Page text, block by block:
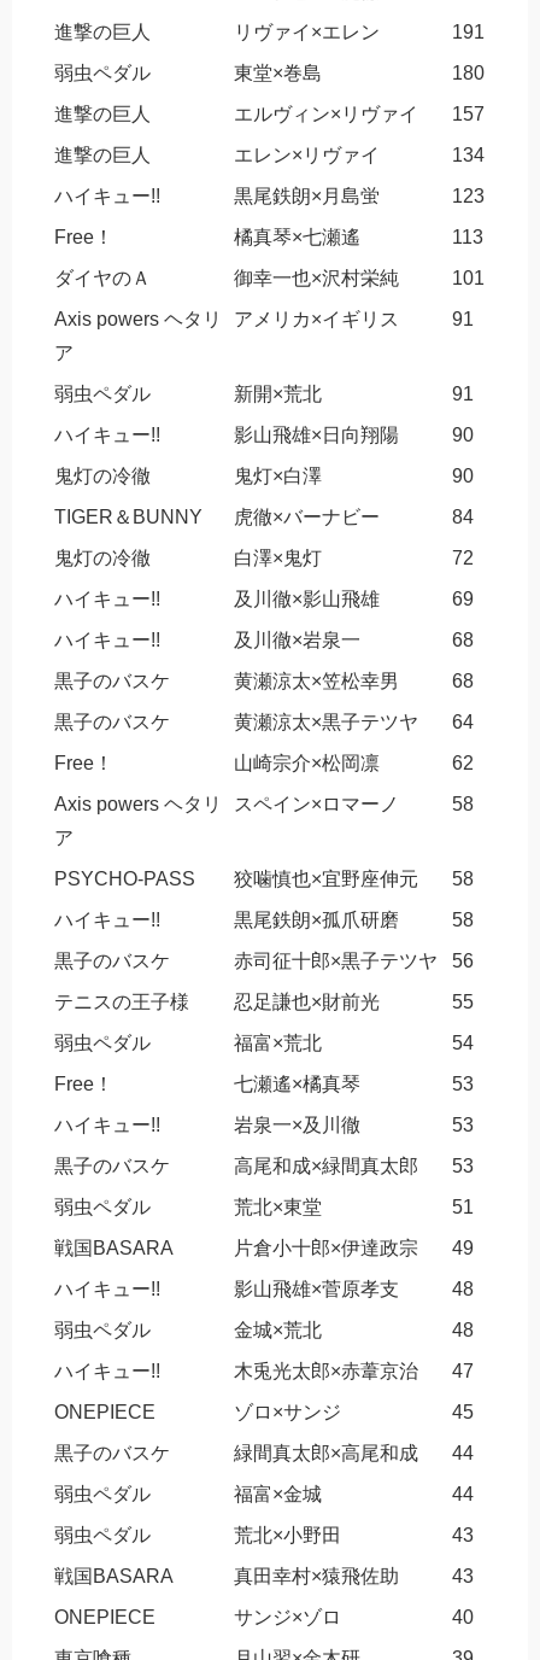
進撃の巨人
リヴァイ×エレン
191
弱虫ペダル
東堂×巻島
180
進撃の巨人
エルヴィン×リヴァイ
157
進撃の巨人
エレン×リヴァイ
134
ハイキュー!!
黒尾鉄朗×月島蛍
123
Free！
橘真琴×七瀬遙
113
ダイヤのＡ
御幸一也×沢村栄純
101
Axis powers ヘタリ
ア
アメリカ×イギリス 91
弱虫ペダル 新開×荒北
91
ハイキュー!!
影山飛雄×日向翔陽
90
鬼灯の冷徹
鬼灯×白澤
90
TIGER＆BUNNY
虎徹×バーナビー
84
鬼灯の冷徹
白澤×鬼灯
72
ハイキュー!!
及川徹×影山飛雄
69
ハイキュー!!
及川徹×岩泉一
68
黒子のバスケ
黄瀬涼太×笠松幸男
68
黒子のバスケ
黄瀬涼太×黒子テツヤ
64
Free！
山崎宗介×松岡凛
62
Axis powers ヘタリ
ア
スペイン×ロマーノ 58
PSYCHO-PASS 狡噛慎也×宜野座伸元
58
ハイキュー!!
黒尾鉄朗×孤爪研磨
58
黒子のバスケ
赤司征十郎×黒子テツヤ
56
テニスの王子様
忍足謙也×財前光
55
弱虫ペダル
福富×荒北
54
Free！
七瀬遙×橘真琴
53
ハイキュー!!
岩泉一×及川徹
53
黒子のバスケ
高尾和成×緑間真太郎
53
弱虫ペダル
荒北×東堂
51
戦国BASARA
片倉小十郎×伊達政宗
49
ハイキュー!!
影山飛雄×菅原孝支
48
弱虫ペダル
金城×荒北
48
ハイキュー!!
木兎光太郎×赤葦京治
47
ONEPIECE
ゾロ×サンジ
45
黒子のバスケ
緑間真太郎×高尾和成
44
弱虫ペダル
福富×金城
44
弱虫ペダル
荒北×小野田
43
戦国BASARA
真田幸村×猿飛佐助
43
ONEPIECE
サンジ×ゾロ
40